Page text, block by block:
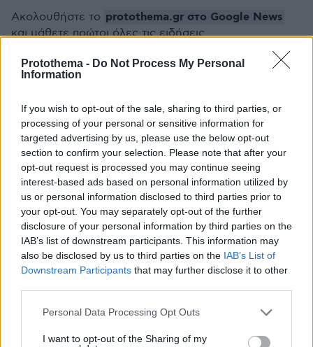
Protothema - Do Not Process My Personal
Information
If you wish to opt-out of the sale, sharing to third parties, or
processing of your personal or sensitive information for
targeted advertising by us, please use the below opt-out
section to confirm your selection. Please note that after your
opt-out request is processed you may continue seeing
interest-based ads based on personal information utilized by
us or personal information disclosed to third parties prior to
your opt-out. You may separately opt-out of the further
disclosure of your personal information by third parties on the
IAB’s list of downstream participants. This information may
also be disclosed by us to third parties on the IAB’s List of
Downstream Participants that may further disclose it to other
Please note that this website/app uses one or more Google
not limited to your visit or usage behaviour. You may click to
Personal Data Processing Opt Outs
I want to opt-out of the Sharing of my
seconds
Σχετικά Άρθρα
Ακολουθήστε το protothema.gr στο Google News
και μάθετε πρώτοι όλες τις ειδήσεις
Δείτε όλες τις τελευταίεςΕιδήσειςαπό την Ελλάδα
και τον Κόσμο, τη στιγμή που συμβαίνουν, στο